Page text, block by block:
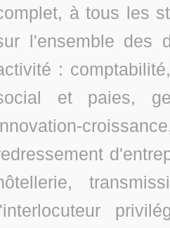
à tous les
l'ensemble des
:
et paies,